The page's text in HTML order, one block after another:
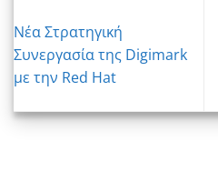
Nέα Στρατηγική
Συνεργασία της Digimark
με την Red Hat